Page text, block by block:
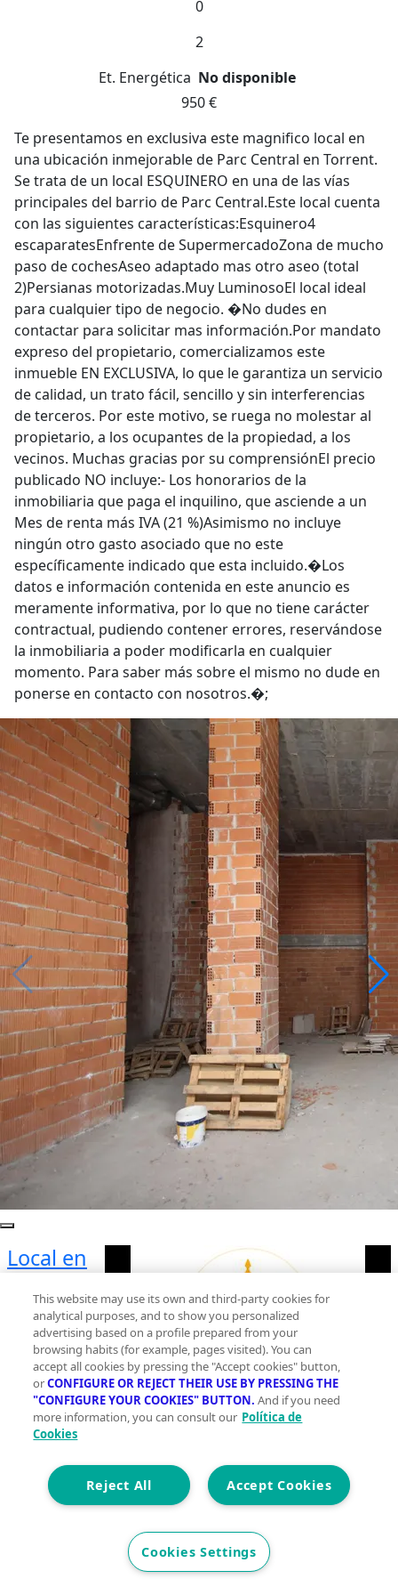
0
2
Et. Energética No disponible
950 €
Te presentamos en exclusiva este magnifico local en
una ubicación inmejorable de Parc Central en Torrent.
Se trata de un local ESQUINERO en una de las vías
principales del barrio de Parc Central.Este local cuenta
con las siguientes características:Esquinero4
escaparatesEnfrente de SupermercadoZona de mucho
paso de cochesAseo adaptado mas otro aseo (total
2)Persianas motorizadas.Muy LuminosoEl local ideal
para cualquier tipo de negocio. �No dudes en
contactar para solicitar mas información.Por mandato
expreso del propietario, comercializamos este
inmueble EN EXCLUSIVA, lo que le garantiza un servicio
de calidad, un trato fácil, sencillo y sin interferencias
de terceros. Por este motivo, se ruega no molestar al
propietario, a los ocupantes de la propiedad, a los
vecinos. Muchas gracias por su comprensiónEl precio
publicado NO incluye:- Los honorarios de la
inmobiliaria que paga el inquilino, que asciende a un
Mes de renta más IVA (21 %)Asimismo no incluye
ningún otro gasto asociado que no este
específicamente indicado que esta incluido.�Los
datos e información contenida en este anuncio es
meramente informativa, por lo que no tiene carácter
contractual, pudiendo contener errores, reservándose
la inmobiliaria a poder modificarla en cualquier
momento. Para saber más sobre el mismo no dude en
ponerse en contacto con nosotros.�;
Local en
alquiler ,
Parc
central,
Torrent
Planta 0
105 m2
Et. Energética
Cons.G
This website may use its own and third-party cookies for
analytical purposes, and to show you personalized
advertising based on a profile prepared from your
browsing habits (for example, pages visited). You can
accept all cookies by pressing the "Accept cookies" button,
orCONFIGURE OR REJECT THEIR USE BY PRESSING THE
"CONFIGURE YOUR COOKIES" BUTTON. And if you need
more information, you can consult our Política de
Cookies
Accept Cookies
Reject All
Cookies Settings